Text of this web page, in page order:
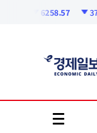
6258.57 37.81